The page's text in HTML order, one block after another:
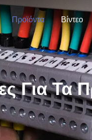
Προϊόντα Βίντεο
Για Τα